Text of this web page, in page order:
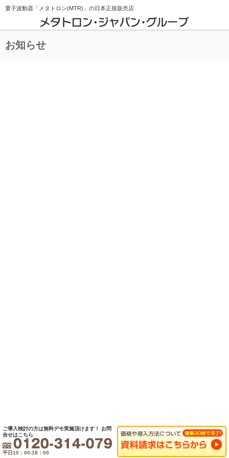
量子波動器「メタトロン(MTR)」の日本正規販売店
ご導入検討の方は無料デモ実施頂けます！
お問
合せはこちら
平日10：00-18：00
お知らせ